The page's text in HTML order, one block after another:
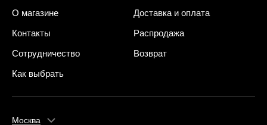
О магазине
Доставка и оплата
Контакты
Распродажа
Сотрудничество
Возврат
Как выбрать
Москва